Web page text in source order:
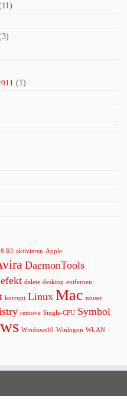
(1)
R2 aktivieren Apple
DaemonTools
delete desktop entfernen
korrupt Linux Mac ntuser
remove Single-CPU Symbol
Windows10 Winlogon WLAN